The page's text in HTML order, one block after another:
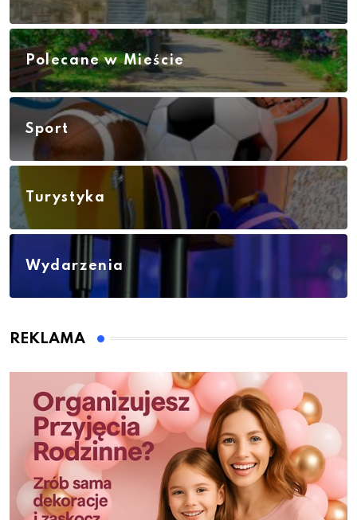
Polecane w Mieście
Sport
Turystyka
Wydarzenia
REKLAMA